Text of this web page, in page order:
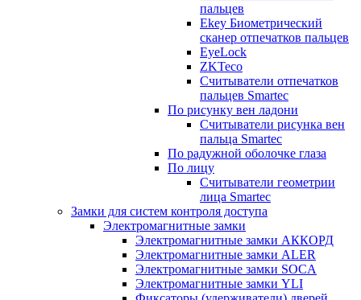
пальцев
Ekey Биометрический
сканер отпечатков пальцев
EyeLock
ZKTeco
Считыватели отпечатков
пальцев Smartec
По рисунку вен ладони
Считыватели рисунка вен
пальца Smartec
По радужной оболочке глаза
По лицу
Считыватели геометрии
лица Smartec
Замки для систем контроля доступа
Электромагнитные замки
Электромагнитные замки АККОРД
Электромагнитные замки ALER
Электромагнитные замки SOCA
Электромагнитные замки YLI